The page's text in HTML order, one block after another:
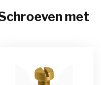
met